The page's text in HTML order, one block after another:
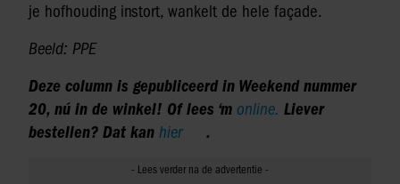
je hofhouding instort, wankelt de hele façade.
Beeld: PPE
Deze column is gepubliceerd in Weekend nummer
20, nú in de winkel! Of lees ‘m online. Liever
bestellen? Dat kan hier .